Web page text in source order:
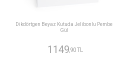
Dikdörtgen Beyaz Kutuda Jelibonlu Pembe
Gül
1149 ,90 TL